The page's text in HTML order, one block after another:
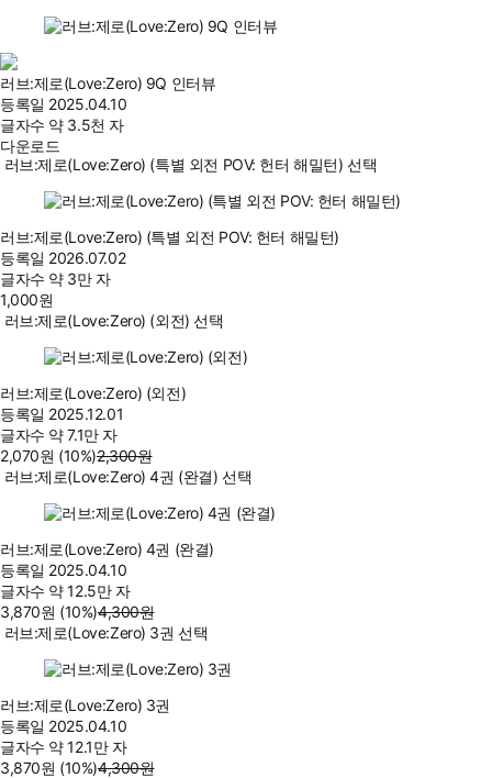
러브:제로(Love:Zero) 9Q 인터뷰
등록일 2025.04.10
글자수 약 3.5천 자
다운로드
러브:제로(Love:Zero) (특별 외전 POV: 헌터 해밀턴) 선택
러브:제로(Love:Zero) (특별 외전 POV: 헌터 해밀턴)
등록일 2026.07.02
글자수 약 3만 자
1,000원
러브:제로(Love:Zero) (외전) 선택
러브:제로(Love:Zero) (외전)
등록일 2025.12.01
글자수 약 7.1만 자
2,070원 (10%)2,300원
러브:제로(Love:Zero) 4권 (완결) 선택
러브:제로(Love:Zero) 4권 (완결)
등록일 2025.04.10
글자수 약 12.5만 자
3,870원 (10%)4,300원
러브:제로(Love:Zero) 3권 선택
러브:제로(Love:Zero) 3권
등록일 2025.04.10
글자수 약 12.1만 자
3,870원 (10%)4,300원